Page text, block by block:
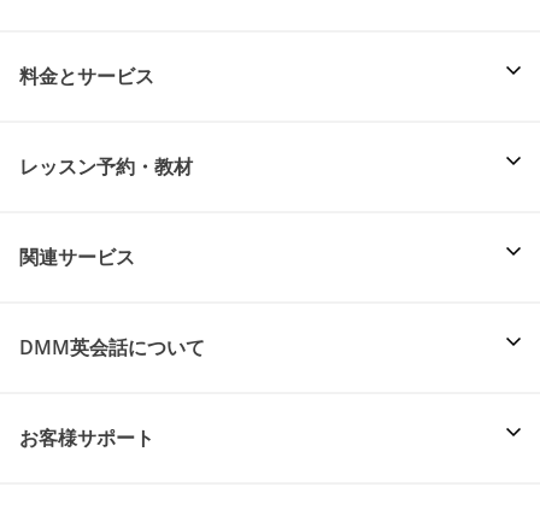
料金とサービス
レッスン予約・教材
関連サービス
DMM英会話について
お客様サポート